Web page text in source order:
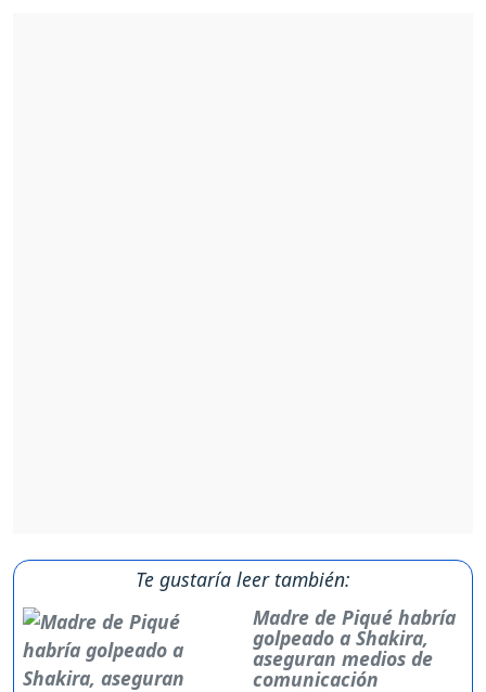
Te gustaría leer también:
Madre de Piqué habría
golpeado a Shakira,
aseguran medios de
comunicación